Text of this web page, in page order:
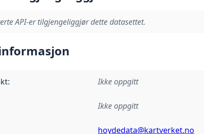
API-er tilgjengeliggjør dette datasettet.
: Ikke oppgitt
Ikke oppgitt
hoydedata@kartverket.no